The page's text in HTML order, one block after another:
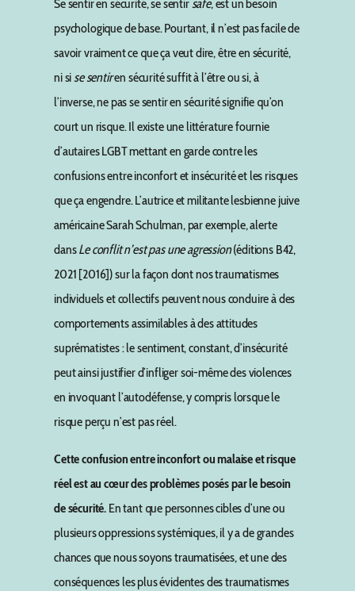
psychologique de base. Pourtant, il n’est pas facile de
savoir vraiment ce que ça veut dire, être en sécurité,
ni si se sentiren sécurité suffit à l’être ou si, à
l’inverse, ne pas se sentir en sécurité signifie qu’on
court un risque. Il existe une littérature fournie
d’autaires LGBT mettant en garde contre les
confusions entre inconfort et insécurité et les risques
que ça engendre. L’autrice et militante lesbienne juive
américaine Sarah Schulman, par exemple, alerte
dansLe conflit n’est pas une agression(éditions B42,
2021 [2016]) sur la façon dont nos traumatismes
individuels et collectifs peuvent nous conduire à des
comportements assimilables à des attitudes
suprématistes : le sentiment, constant, d’insécurité
peut ainsi justifier d’infliger soi-même des violences
en invoquant l’autodéfense, y compris lorsque le
risque perçu n’est pas réel.
Cette confusion entre inconfort ou malaise et risque
réel est au cœur des problèmes posés par le besoin
de sécurité. En tant que personnes cibles d’une ou
plusieurs oppressions systémiques, il y a de grandes
chances que nous soyons traumatisées, et une des
conséquences les plus évidentes des traumatismes